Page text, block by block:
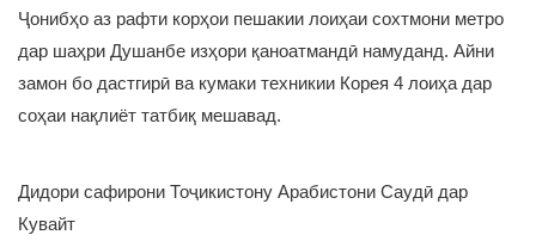
Ҷонибҳо аз рафти корҳои пешакии лоиҳаи сохтмони метро
дар шаҳри Душанбе изҳори қаноатмандӣ намуданд. Айни
замон бо дастгирӣ ва кумаки техникии Корея 4 лоиҳа дар
соҳаи нақлиёт татбиқ мешавад.
Дидори сафирони Тоҷикистону Арабистони Саудӣ дар
Кувайт